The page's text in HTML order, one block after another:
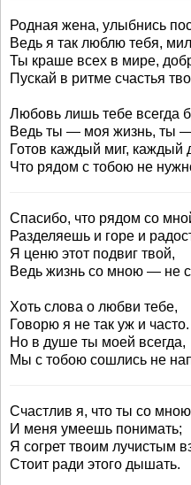
Родная жена, улыбнись
Ведь я так люблю тебя,
Ты краше всех в мире,
Пускай в ритме счастья
Любовь лишь тебе всегда
Ведь ты — моя жизнь, ты
Готов каждый миг, каждый
Что рядом с тобою не
Спасибо, что рядом со
Разделяешь и горе и
Я ценю этот подвиг твой,
Ведь жизнь со мною — не
Хоть слова о любви тебе,
Говорю я не так уж и часто.
Но в душе ты моей всегда,
Мы с тобою сошлись не
Счастлив я, что ты со
И меня умеешь понимать;
Я согрет твоим лучистым
Стоит ради этого дышать.